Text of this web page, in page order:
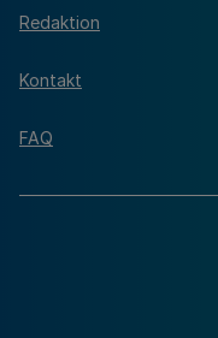
Redaktion
Kontakt
FAQ